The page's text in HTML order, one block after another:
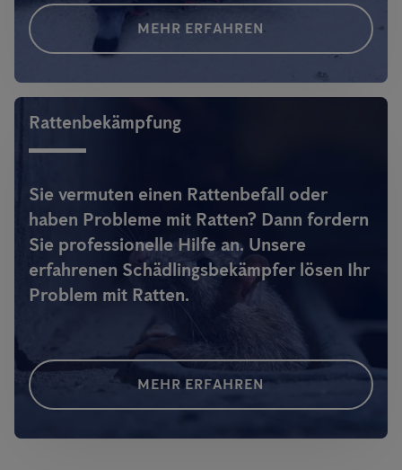
MEHR ERFAHREN
Rattenbekämpfung
Sie vermuten einen Rattenbefall oder
haben Probleme mit Ratten? Dann fordern
Sie professionelle Hilfe an. Unsere
erfahrenen Schädlingsbekämpfer lösen Ihr
Problem mit Ratten.
MEHR ERFAHREN